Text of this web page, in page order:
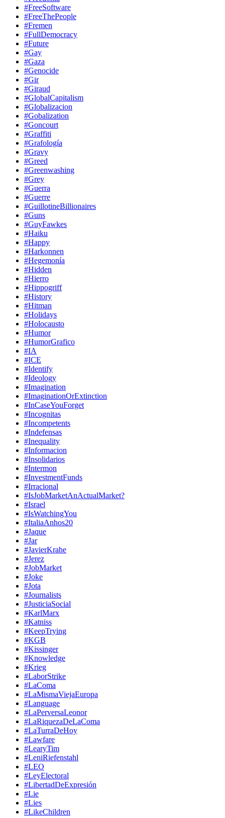
#FreeSoftware
#FreeThePeople
#Fremen
#FullDemocracy
#Future
#Gay
#Gaza
#Genocide
#Gir
#Giraud
#GlobalCapitalism
#Globalizacion
#Gobalization
#Goncourt
#Graffiti
#Grafología
#Gravy
#Greed
#Greenwashing
#Grey
#Guerra
#Guerre
#GuillotineBillionaires
#Guns
#GuyFawkes
#Haiku
#Happy
#Harkonnen
#Hegemonía
#Hidden
#Hierro
#Hippogriff
#History
#Hitman
#Holidays
#Holocausto
#Humor
#HumorGrafico
#IA
#ICE
#Identify
#Ideology
#Imagination
#ImaginationOrExtinction
#InCaseYouForget
#Incognitas
#Incompetents
#Indefensas
#Inequality
#Informacion
#Insolidarios
#Intermon
#InvestmentFunds
#Irracional
#IsJobMarketAnActualMarket?
#Israel
#IsWatchingYou
#ItaliaAnhos20
#Jaque
#Jar
#JavierKrahe
#Jerez
#JobMarket
#Joke
#Jota
#Journalists
#JusticiaSocial
#KarlMarx
#Katniss
#KeepTrying
#KGB
#Kissinger
#Knowledge
#Krieg
#LaborStrike
#LaComa
#LaMismaViejaEuropa
#Language
#LaPerversaLeonor
#LaRiquezaDeLaComa
#LaTurraDeHoy
#Lawfare
#LearyTim
#LeniRiefenstahl
#LEO
#LeyElectoral
#LibertadDeExpresión
#Lie
#Lies
#LikeChildren